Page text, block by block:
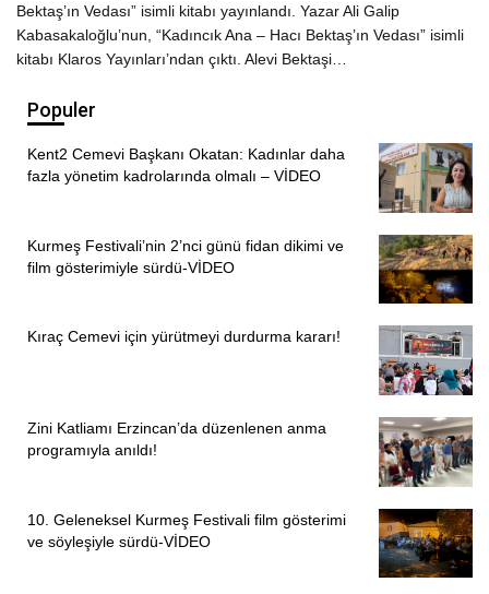
Bektaş’ın Vedası” isimli kitabı yayınlandı. Yazar Ali Galip
Kabasakaloğlu’nun, “Kadıncık Ana – Hacı Bektaş’ın Vedası” isimli
kitabı Klaros Yayınları’ndan çıktı. Alevi Bektaşi…
Populer
Kent2 Cemevi Başkanı Okatan: Kadınlar daha
fazla yönetim kadrolarında olmalı – VİDEO
Kurmeş Festivali’nin 2’nci günü fidan dikimi ve
film gösterimiyle sürdü-VİDEO
Kıraç Cemevi için yürütmeyi durdurma kararı!
Zini Katliamı Erzincan’da düzenlenen anma
programıyla anıldı!
10. Geleneksel Kurmeş Festivali film gösterimi
ve söyleşiyle sürdü-VİDEO